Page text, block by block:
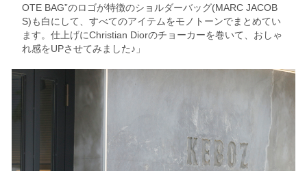
OTE BAG”のロゴが特徴のショルダーバッグ(MARC JACOB
S)も白にして、すべてのアイテムをモノトーンでまとめてい
ます。仕上げにChristian Diorのチョーカーを巻いて、おしゃ
れ感をUPさせてみました♪」